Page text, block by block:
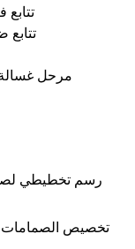
تتابع
مرحل غسالة
تخصيص